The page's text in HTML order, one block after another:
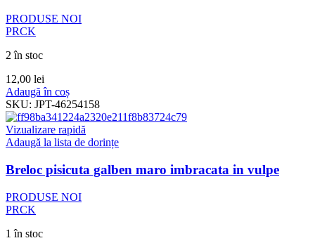
PRODUSE NOI
PRCK
2 în stoc
12,00 lei
Adaugă în coș
SKU: JPT-46254158
Vizualizare rapidă
Adaugă la lista de dorințe
Breloc pisicuta galben maro imbracata in vulpe
PRODUSE NOI
PRCK
1 în stoc